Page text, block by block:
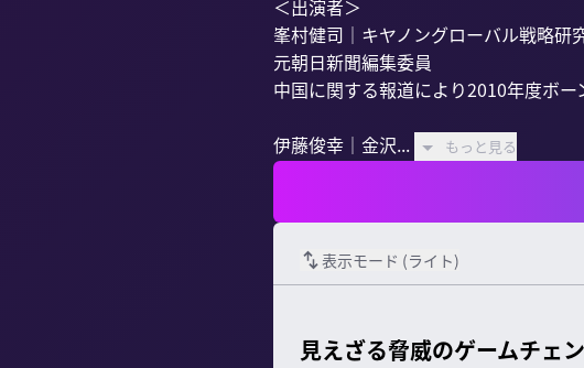
＜出演者＞
峯村健司｜キヤノングローバル戦略研
元朝日新聞編集委員
中国に関する報道により2010年度ボ
伊藤俊幸｜金沢... もっと見る
表示モード (ライト)
見えざる脅威のゲームチェ